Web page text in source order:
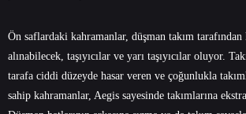
Ön saflardaki kahramanlar, düşman takım
alınabilecek, taşıyıcılar ve yarı taşıyıcılar oluyor.
tarafa ciddi düzeyde hasar veren ve çoğunlukla
sahip kahramanlar, Aegis sayesinde takımlarına